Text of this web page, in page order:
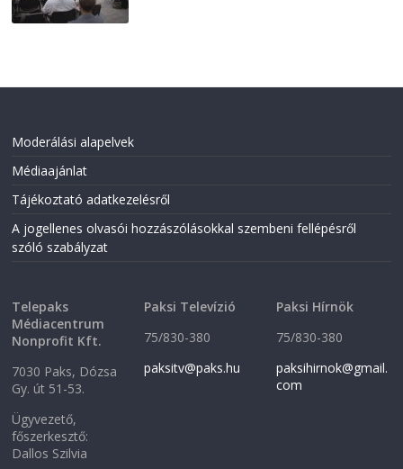
Moderálási alapelvek
Médiaajánlat
Tájékoztató adatkezelésről
A jogellenes olvasói hozzászólásokkal szembeni fellépésről
szóló szabályzat
Telepaks
Médiacentrum
Nonprofit Kft.
7030 Paks, Dózsa
Gy. út 51-53.
Ügyvezető,
főszerkesztő:
Dallos Szilvia
Paksi Televízió
75/830-380
paksitv@paks.hu
Paksi Hírnök
75/830-380
paksihirnok@gmail.
com